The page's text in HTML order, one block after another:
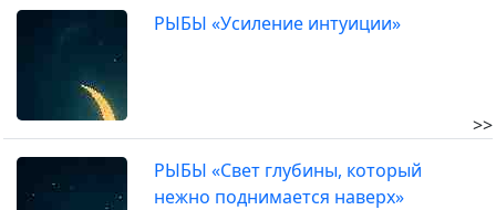
РЫБЫ «Усиление интуиции»
>>
РЫБЫ «Свет глубины, который
нежно поднимается наверх»